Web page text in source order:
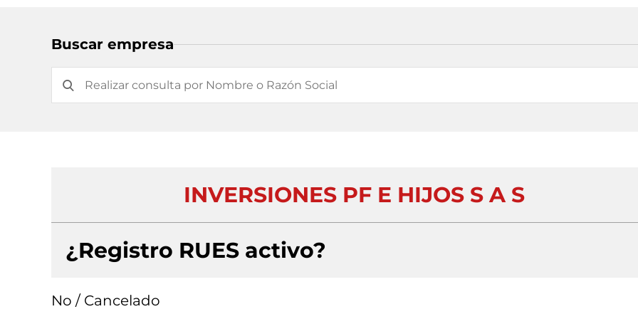
Buscar empresa
INVERSIONES PF E HIJOS S A S
¿Registro RUES activo?
No / Cancelado